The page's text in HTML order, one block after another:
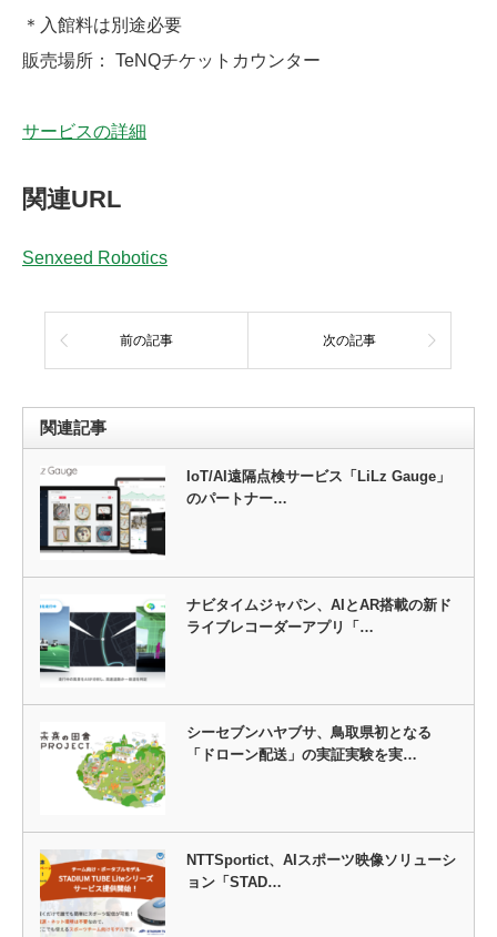
＊⼊館料は別途必要
販売場所： TeNQチケットカウンター
サービスの詳細
関連URL
Senxeed Robotics
前の記事 次の記事
関連記事
IoT/AI遠隔点検サービス「LiLz Gauge」
のパートナー…
ナビタイムジャパン、AIとAR搭載の新ド
ライブレコーダーアプリ「…
シーセブンハヤブサ、鳥取県初となる
「ドローン配送」の実証実験を実…
NTTSportict、AIスポーツ映像ソリューシ
ョン「STAD…